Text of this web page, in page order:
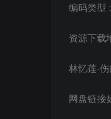
编码类型
资源下载
林忆莲-
网盘链接